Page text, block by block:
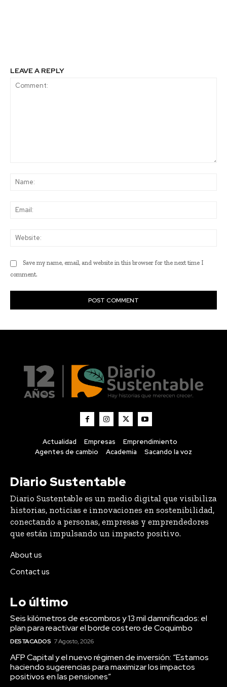
Actualidad Empresas
Emprendimiento
Agentes de cambio
Academia Sacando la voz
Diario Sustentable
Diario Sustentable es un medio digital que visibiliza
historias, noticias e innovaciones en sostenibilidad,
conectando a personas, empresas y emprendedores
que están impulsando un impacto positivo.
About us
Contact us
Lo último
Seis kilómetros de escombros y 13 mil damnificados: el
plan para reactivar el borde costero de Coquimbo
DESTACADOS 7 Agosto, 2026
AFP Capital y el nuevo régimen de inversión: “Estamos
haciendo sugerencias para maximizar los impactos
positivos en las pensiones”